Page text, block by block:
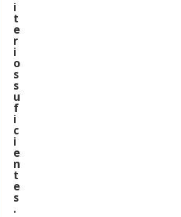
i
t
e
r
i
o
s
s
u
f
i
c
i
e
n
t
e
s
.